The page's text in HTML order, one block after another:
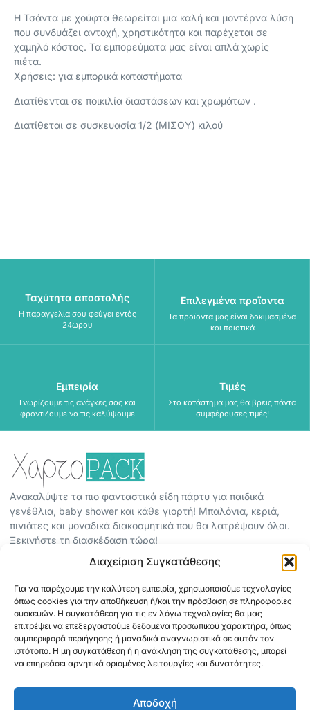
Διαχείριση Συγκατάθεσης
Για να παρέχουμε την καλύτερη εμπειρία, χρησιμοποιούμε τεχνολογίες
όπως cookies για την αποθήκευση ή/και την πρόσβαση σε πληροφορίες
συσκευών. Η συγκατάθεση για τις εν λόγω τεχνολογίες θα μας
επιτρέψει να επεξεργαστούμε δεδομένα προσωπικού χαρακτήρα, όπως
συμπεριφορά περιήγησης ή μοναδικά αναγνωριστικά σε αυτόν τον
ιστότοπο. Η μη συγκατάθεση ή η ανάκληση της συγκατάθεσης, μπορεί
να επηρεάσει αρνητικά ορισμένες λειτουργίες και δυνατότητες.
Αποδοχή
Η Τσάντα με χούφτα θεωρείται μια καλή και μοντέρνα λύση
που συνδυάζει αντοχή, χρηστικότητα και παρέχεται σε
χαμηλό κόστος. Τα εμπορεύματα μας είναι απλά χωρίς
πιέτα.
Χρήσεις: για εμπορικά καταστήματα
Διατίθενται σε ποικιλία διαστάσεων και χρωμάτων .
Διατίθεται σε συσκευασία 1/2 (ΜΙΣΟΥ) κιλού
Ταχύτητα αποστολής
Η παραγγελία σου φεύγει εντός
24ωρου
Επιλεγμένα προϊοντα
Τα προϊοντα μας είναι δοκιμασμένα
και ποιοτικά
Εμπειρία
Γνωρίζουμε τις ανάγκες σας και
φροντίζουμε να τις καλύψουμε
Τιμές
Στο κατάστημα μας θα βρεις πάντα
συμφέρουσες τιμές!
Ανακαλύψτε τα πιο φανταστικά είδη πάρτυ για παιδικά
γενέθλια, baby shower και κάθε γιορτή! Μπαλόνια, κεριά,
πινιάτες και μοναδικά διακοσμητικά που θα λατρέψουν όλοι.
Ξεκινήστε τη διασκέδαση τώρα!
ΟΡΟΙ ΧΡΗΣΗΣ
ΠΟΛΙΤΙΚΗ ΑΠΟΡΡΗΤΟΥ
ABOUT
ΕΠΙΚΟΙΝΩΝΙΑ